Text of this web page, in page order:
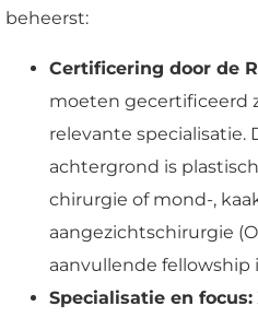
beheerst:
Certificering door de
moeten gecertificeerd
relevante specialisatie.
achtergrond is
chirurgie of mond-,
aangezichtschirurgie
aanvullende fellowship
Specialisatie en focus: